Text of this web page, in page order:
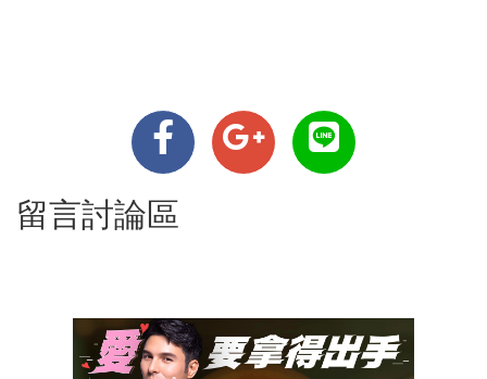
留言討論區